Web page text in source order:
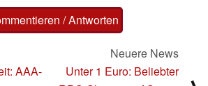
/ Antworten
AAA-
Neuere News
Unter 1 Euro: Beliebter